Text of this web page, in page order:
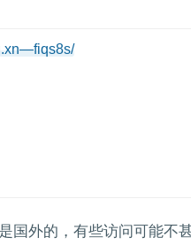
国外的，有些访问可能不